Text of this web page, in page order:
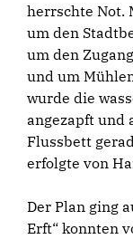
herrschte Not.
um den
um den
und um
wurde die
angezapft und
Flussbett
erfolgte von
Der Plan ging
Erft“ konnten